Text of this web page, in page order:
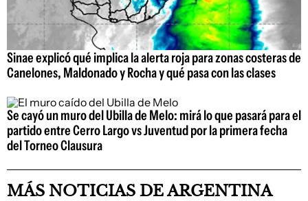
Sinae explicó qué implica la alerta roja para zonas costeras de
Canelones, Maldonado y Rocha y qué pasa con las clases
Se cayó un muro del Ubilla de Melo: mirá lo que pasará para el
partido entre Cerro Largo vs Juventud por la primera fecha
del Torneo Clausura
MÁS NOTICIAS DE ARGENTINA